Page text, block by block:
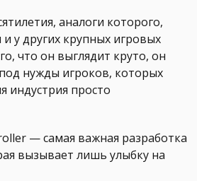
аналоги которого,
и у других крупных игровых
что он выглядит круто, он
нужды игроков, которых
индустрия просто
— самая важная разработка
вызывает лишь улыбку на